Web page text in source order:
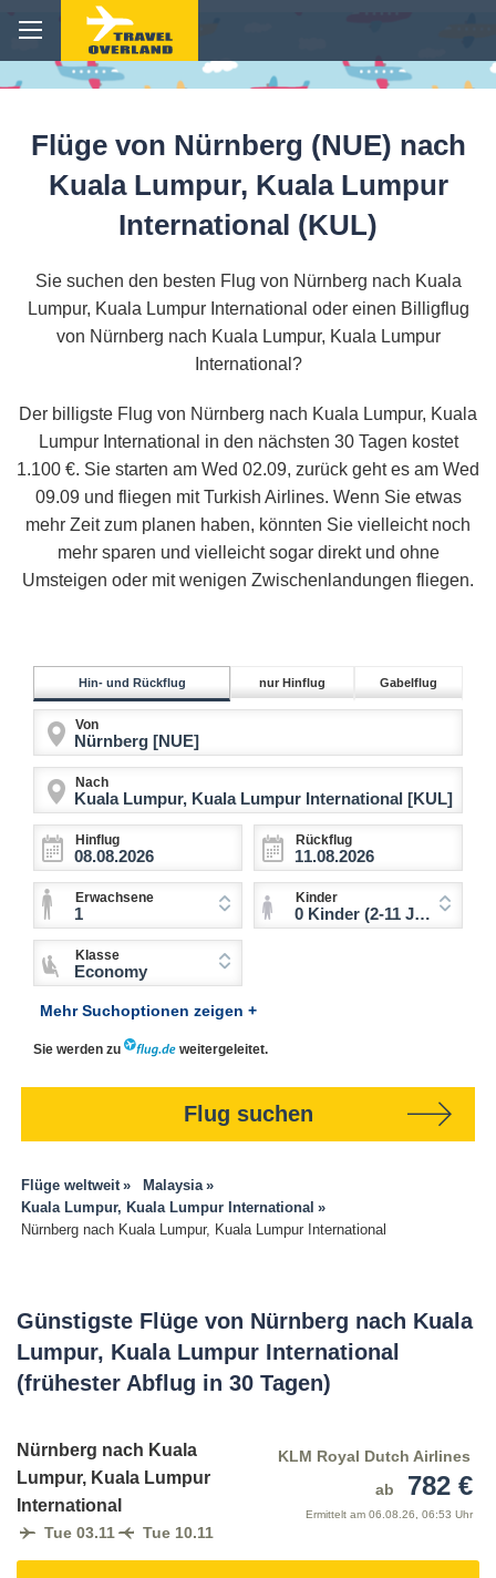
Flüge von Nürnberg (NUE) nach
Kuala Lumpur, Kuala Lumpur
International (KUL)
Sie suchen den besten Flug von Nürnberg nach Kuala
Lumpur, Kuala Lumpur International oder einen Billigflug
von Nürnberg nach Kuala Lumpur, Kuala Lumpur
International?
Der billigste Flug von Nürnberg nach Kuala Lumpur, Kuala
Lumpur International in den nächsten 30 Tagen kostet
1.100 €. Sie starten am Wed 02.09, zurück geht es am Wed
09.09 und fliegen mit Turkish Airlines. Wenn Sie etwas
mehr Zeit zum planen haben, könnten Sie vielleicht noch
mehr sparen und vielleicht sogar direkt und ohne
Umsteigen oder mit wenigen Zwischenlandungen fliegen.
Hin- und Rückflug nur Hinflug Gabelflug
Von
Nach
Hinflug Rückflug
Erwachsene
1
Kinder
0 Kinder (2-11 Jahre)
Klasse
Economy
Mehr Suchoptionen zeigen +
Sie werden zu weitergeleitet.
Flug suchen
Flüge weltweit
Malaysia
Kuala Lumpur, Kuala Lumpur International
Nürnberg nach Kuala Lumpur, Kuala Lumpur International
Günstigste Flüge von Nürnberg nach Kuala
Lumpur, Kuala Lumpur International
(frühester Abflug in 30 Tagen)
Nürnberg nach Kuala
Lumpur, Kuala Lumpur
International
Tue 03.11 Tue 10.11
KLM Royal Dutch Airlines
ab
782 €
Ermittelt am 06.08.26, 06:53 Uhr